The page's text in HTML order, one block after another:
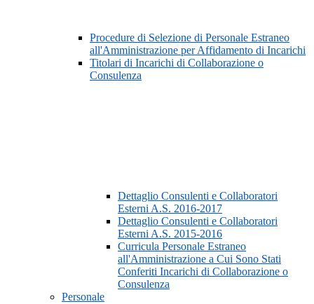
Procedure di Selezione di Personale Estraneo
all'Amministrazione per Affidamento di Incarichi
Titolari di Incarichi di Collaborazione o
Consulenza
Dettaglio Consulenti e Collaboratori
Esterni A.S. 2016-2017
Dettaglio Consulenti e Collaboratori
Esterni A.S. 2015-2016
Curricula Personale Estraneo
all'Amministrazione a Cui Sono Stati
Conferiti Incarichi di Collaborazione o
Consulenza
Personale